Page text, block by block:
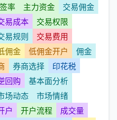
率 主力资金
交易佣金
易成本
交易权限
易规则
交易费用
佣金 低佣金开户
佣金
券商选择
印花税
回购
基本面分析
场动态
市场情绪
户 开户流程
成交量